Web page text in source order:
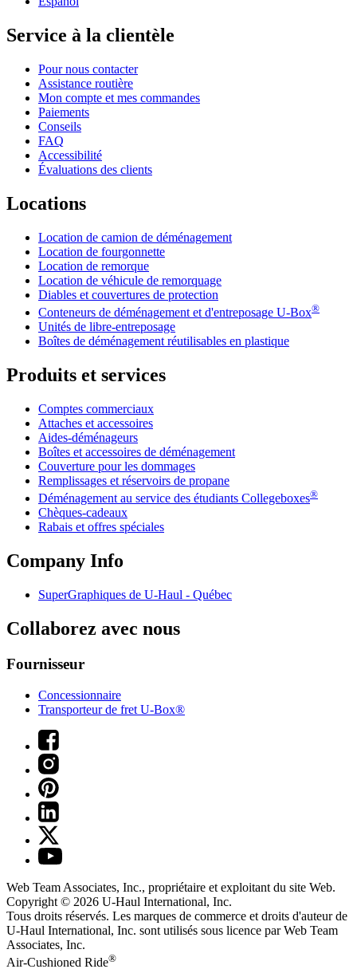
Service à la clientèle
Pour nous contacter
Assistance routière
Mon compte et mes commandes
Paiements
Conseils
FAQ
Accessibilité
Évaluations des clients
Locations
Location de camion de déménagement
Location de fourgonnette
Location de remorque
Location de véhicule de remorquage
Diables et couvertures de protection
Conteneurs de déménagement et d'entreposage U-Box®
Unités de libre-entreposage
Boîtes de déménagement réutilisables en plastique
Produits et services
Comptes commerciaux
Attaches et accessoires
Aides-déménageurs
Boîtes et accessoires de déménagement
Couverture pour les dommages
Remplissages et réservoirs de propane
Déménagement au service des étudiants Collegeboxes®
Chèques-cadeaux
Rabais et offres spéciales
Company Info
SuperGraphiques de U-Haul - Québec
Collaborez avec nous
Fournisseur
Concessionnaire
Transporteur de fret U-Box®
Web Team Associates, Inc., propriétaire et exploitant du site Web.
Copyright © 2026 U-Haul International, Inc.
Tous droits réservés. Les marques de commerce et droits d'auteur de
U-Haul International, Inc. sont utilisés sous licence par Web Team
Associates, Inc.
Air-Cushioned Ride®